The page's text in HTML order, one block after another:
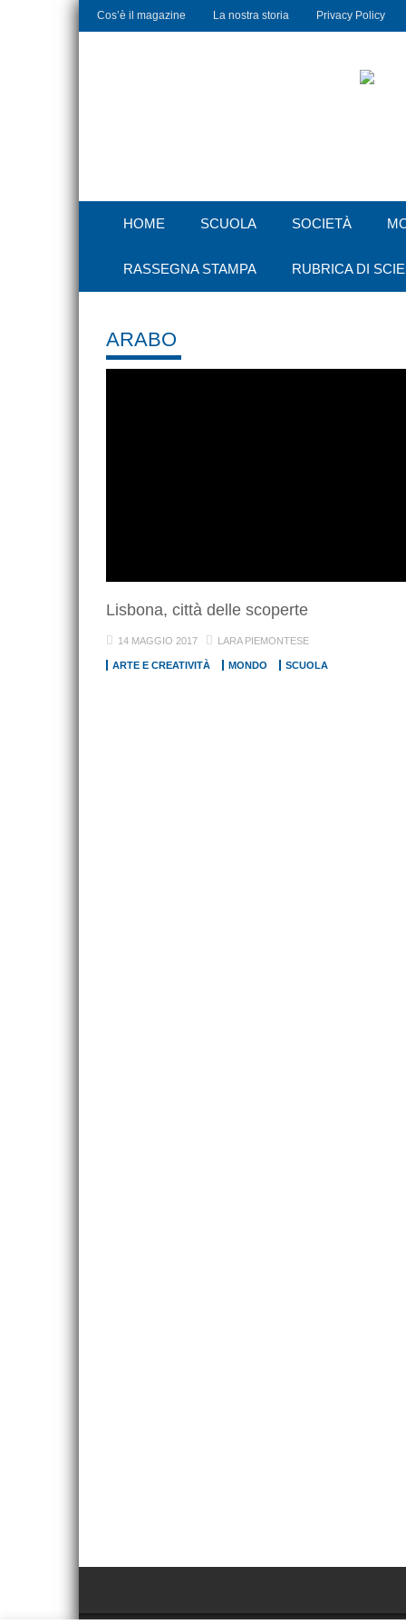
Cos’è il magazine La nostra storia Privacy Policy
HOME SCUOLA SOCIETÀ
RASSEGNA STAMPA RUBRICA DI
ARABO
Lisbona, città delle scoperte
14 MAGGIO 2017 LARA PIEMONTESE
ARTE E CREATIVITÀ MONDO SCUOLA